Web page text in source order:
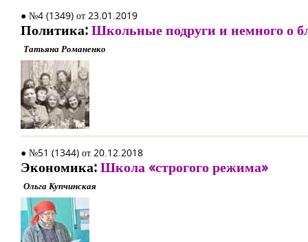
● №4 (1349) от 23.01.2019
Политика:Школьные подруги и немного о
Татьяна Романенко
● №51 (1344) от 20.12.2018
Экономика:Школа «строгого режима»
Ольга Купчинская